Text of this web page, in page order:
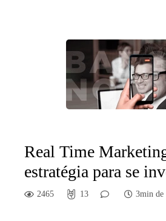
Real Time
estratégia para se
2465 13 3min de